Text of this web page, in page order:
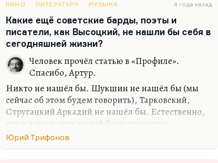
этот вопрос отвечает Трифонов. Почему из этого
получился коммунизм? И почему коммунизм
закончился мещанством? И как соотносятся
коммунисты и мещане? И почему коммунисты
лучше мещан? Это во многом роман об отце. Его
надо читать в том же контексте,…
КИНО ЛИТЕРАТУРА МУЗЫКА 4 года назад
Какие ещё советские барды, поэты и
писатели, как Высоцкий, не нашли бы себя в
сегодняшней жизни?
Человек прочёл статью в «Профиле».
Спасибо, Артур.
Никто не нашёл бы. Шукшин не нашёл бы (мы
сейчас об этом будем говорить), Тарковский,
Стругацкий Аркадий не нашёл бы. Естественно,
что в жизни этих людей была стратегия
самоуничтожения. Посмотрите, сколько сделал
Трифонов и с какой скоростью: каждый год по
Юрий Трифонов